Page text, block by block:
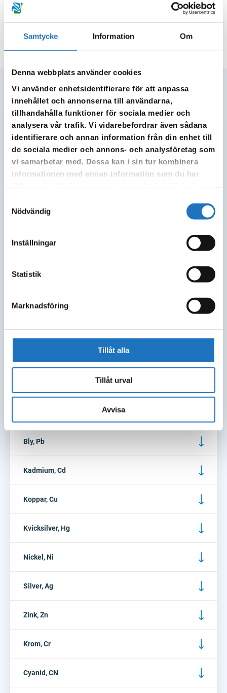
Samtycke Information Om
Denna webbplats använder cookies
Vi använder enhetsidentifierare för att anpassa
innehållet och annonserna till användarna,
tillhandahålla funktioner för sociala medier och
analysera vår trafik. Vi vidarebefordrar även sådana
identifierare och annan information från din enhet till
de sociala medier och annons- och analysföretag som
vi samarbetar med. Dessa kan i sin tur kombinera
informationen med annan information som du har
Nödvändig
Inställningar
Statistik
Marknadsföring
Tillåt alla
Tillåt urval
Avvisa
Industriellt avloppsvatten - gränsvärden
Gränsvärden för industriellt
avloppsvatten gäller i våra tre kommuner
som vi verkar i
pH max
Temperatur max
Bly, Pb
Kadmium, Cd
Koppar, Cu
Kvicksilver, Hg
Nickel, Ni
Silver, Ag
Zink, Zn
Krom, Cr
Cyanid, CN